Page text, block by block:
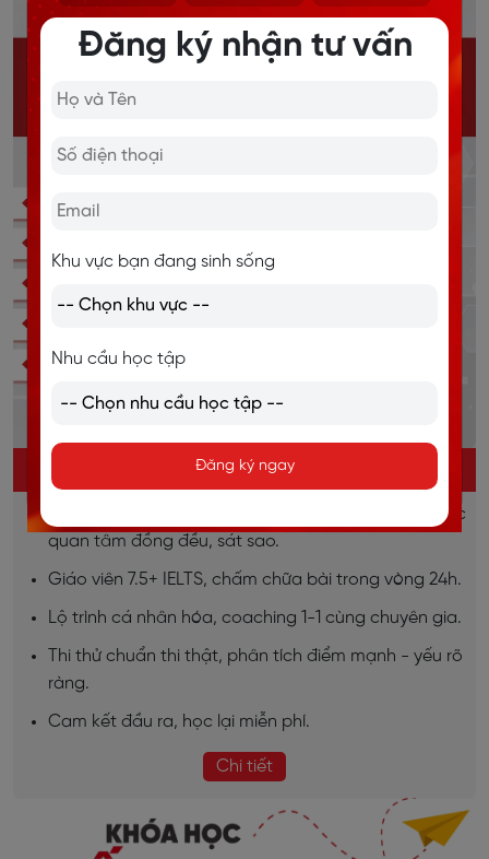
KHÓA HỌC IELTS ONLINE
Sĩ số lớp nhỏ (7-10 học viên), đảm bảo học viên được
quan tâm đồng đều, sát sao.
Giáo viên 7.5+ IELTS, chấm chữa bài trong vòng 24h.
Lộ trình cá nhân hóa, coaching 1-1 cùng chuyên gia.
Thi thử chuẩn thi thật, phân tích điểm mạnh - yếu rõ
ràng.
Cam kết đầu ra, học lại miễn phí.
Chi tiết
Đăng ký nhận tư vấn
Khu vực bạn đang sinh sống
Nhu cầu học tập
Đăng ký ngay